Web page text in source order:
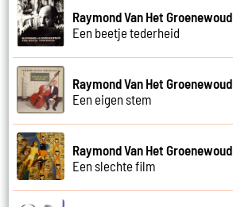
Raymond Van Het Groenewoud
Een beetje tederheid
Raymond Van Het Groenewoud
Een eigen stem
Raymond Van Het Groenewoud
Een slechte film